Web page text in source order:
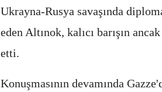
Ukrayna-Rusya savaşında
eden Altınok, kalıcı barışın
etti.
Konuşmasının devamında